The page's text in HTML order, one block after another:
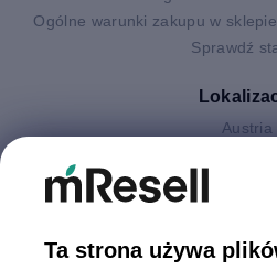
Ogólne warunki zakupu w
Sprawdź
Austria
Polska
Ta strona używa